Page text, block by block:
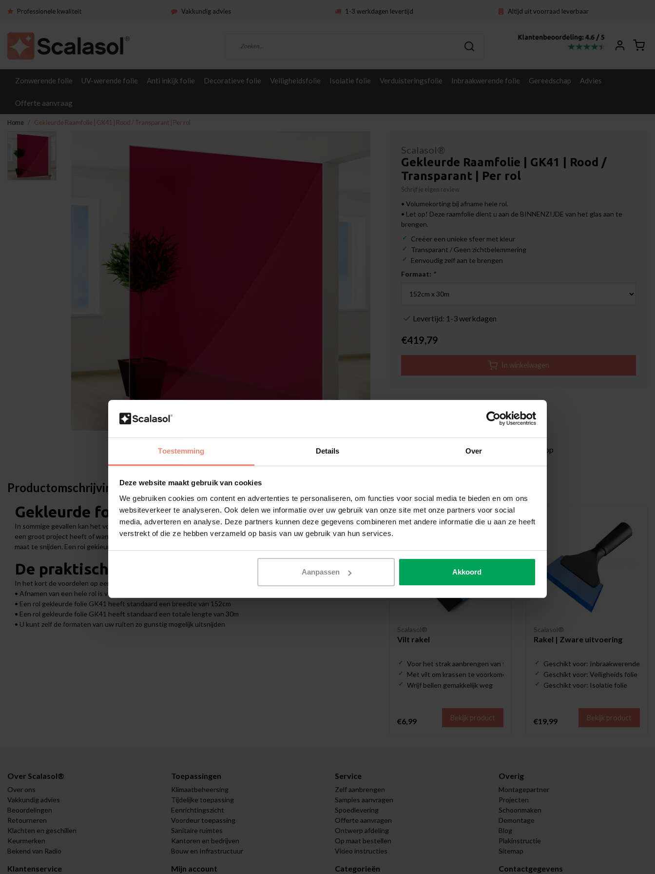
Toestemming Details Over
Deze website maakt gebruik van cookies
We gebruiken cookies om content en advertenties te personaliseren, om functies voor social media te bieden en om ons
websiteverkeer te analyseren. Ook delen we informatie over uw gebruik van onze site met onze partners voor social
media, adverteren en analyse. Deze partners kunnen deze gegevens combineren met andere informatie die u aan ze heeft
verstrekt of die ze hebben verzameld op basis van uw gebruik van hun services.
Aanpassen Akkoord
Professionele kwaliteit Vakkundig advies 1-3 werkdagen levertijd Altijd uit voorraad leverbaar
Zonwerende folie UV-werende folie Anti inkijk folie Decoratieve folie Veiligheidsfolie Isolatie folie Verduisteringsfolie Inbraakwerende folie Gereedschap Advies
Offerte aanvraag
Home Gekleurde Raamfolie | GK41 | Rood / Transparant | Per rol
Scalasol®
Gekleurde Raamfolie | GK41 | Rood /
Transparant | Per rol
Schrijf je eigen review
• Volumekorting bij afname hele rol.
• Let op! Deze raamfolie dient u aan de BINNENZIJDE van het glas aan te
brengen.
Creëer een unieke sfeer met kleur
Transparant / Geen zichtbelemmering
Eenvoudig zelf aan te brengen
Formaat: *
Levertijd: 1-3 werkdagen
€419,79
In winkelwagen
Hoge klantenbeoordeling: 4.6 van 5
Achteraf betaling mogelijk met Klarna
Meer informatie?Neem contact met ons op
Productomschrijving
Gekleurde folie GK41 per rol bestellen
In sommige gevallen kan het voordeliger zijn om een gehele rol te bestellen. Dit kan bijv. voordeliger zijn wanneer u
een groot project heeft of wanneer u veel ruiten heeft met verschillende formaten. U dient de raamfolie zelf op
maat te snijden. Een rol gekleurde folie GK41 wordt goed beschermt verstuurd in een stevige verzenddoos.
De praktische voordelen van een hele rol
In het kort de voordelen op een rij:
• Afnamen van een hele rol is voordeliger bij grote projecten
• Een rol gekleurde folie GK41 heeft standaard een breedte van 152cm
• Een rol gekleurde folie GK41 heeft standaard een totale lengte van 30m
• U kunt zelf de formaten van uw ruiten zo gunstig mogelijk uitsnijden
Scalasol®
Vilt rakel
Voor het strak aanbrengen van folie
Met vilt om krassen te voorkomen
Wrijf bellen gemakkelijk weg
€6,99 Bekijk product
Scalasol®
Rakel | Zware uitvoering
Geschikt voor: Inbraakwerende folie
Geschikt voor: Veiligheids folie
Geschikt voor: Isolatie folie
€19,99 Bekijk product
Over Scalasol®
Over ons
Vakkundig advies
Beoordelingen
Retourneren
Klachten en geschillen
Keurmerken
Bekend van Radio
Toepassingen
Klimaatbeheersing
Tijdelijke toepassing
Eenrichtingszicht
Voordeur toepassing
Sanitaire ruimtes
Kantoren en bedrijven
Bouw en Infrastructuur
Service
Zelf aanbrengen
Samples aanvragen
Spoedlevering
Offerte aanvragen
Ontwerp afdeling
Op maat bestellen
Video instructies
Overig
Montagepartner
Projecten
Schoonmaken
Demontage
Blog
Plakinstructie
Sitemap
Klantenservice Mijn account Categorieën Contactgegevens